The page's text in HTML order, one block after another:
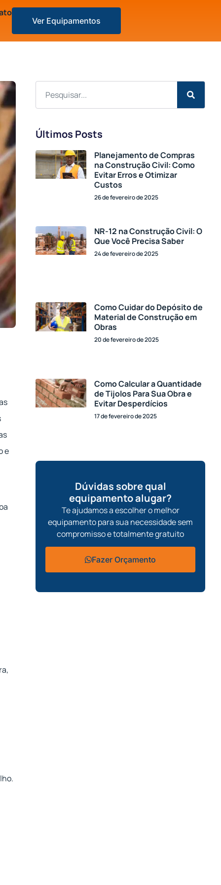
Ver Equipamentos
e
Últimos Posts
Planejamento de Compras
na Construção Civil: Como
Evitar Erros e Otimizar
Custos
26 de fevereiro de 2025
NR-12 na Construção Civil: O
Que Você Precisa Saber
24 de fevereiro de 2025
Como Cuidar do Depósito de
Material de Construção em
Obras
20 de fevereiro de 2025
Como Calcular a Quantidade
de Tijolos Para Sua Obra e
Evitar Desperdícios
17 de fevereiro de 2025
Dúvidas sobre qual
equipamento alugar?
Te ajudamos a escolher o melhor
equipamento para sua necessidade sem
compromisso e totalmente gratuito
Fazer Orçamento